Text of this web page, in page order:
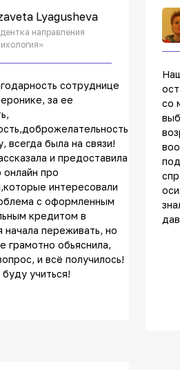
сотруднице
за ее
всегда была на связи!
и предоставила
про
интересовали
с оформленным
кредитом в
начала переживать, но
грамотно обьяснила,
и всё получилось!
учиться!
со
Lyagusheva
направления